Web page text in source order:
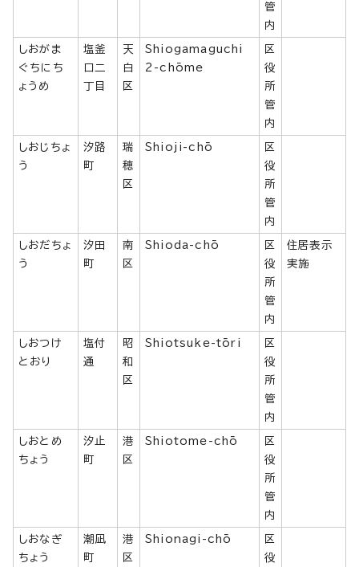
管
内
しおがま
ぐちにち
ょうめ
塩釜
口二
丁目
天
白
区
Shiogamaguchi
2-chōme
区
役
所
管
内
しおじちょ
う
汐路
町
瑞
穂
区
Shioji-chō
区
役
所
管
内
しおだちょ
う
汐田
町
南
区
Shioda-chō
区
役
所
管
内
住居表示
実施
しおつけ
とおり
塩付
通
昭
和
区
Shiotsuke-tōri
区
役
所
管
内
しおとめ
ちょう
汐止
町
港
区
Shiotome-chō
区
役
所
管
内
しおなぎ
ちょう
潮凪
町
港
区
Shionagi-chō
区
役